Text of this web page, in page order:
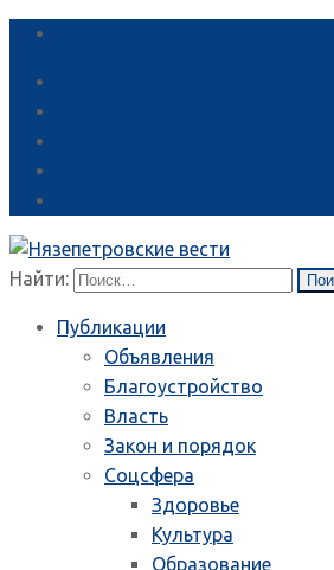
Найти:
Публикации
Объявления
Благоустройство
Власть
Закон и порядок
Соцсфера
Здоровье
Культура
Образование